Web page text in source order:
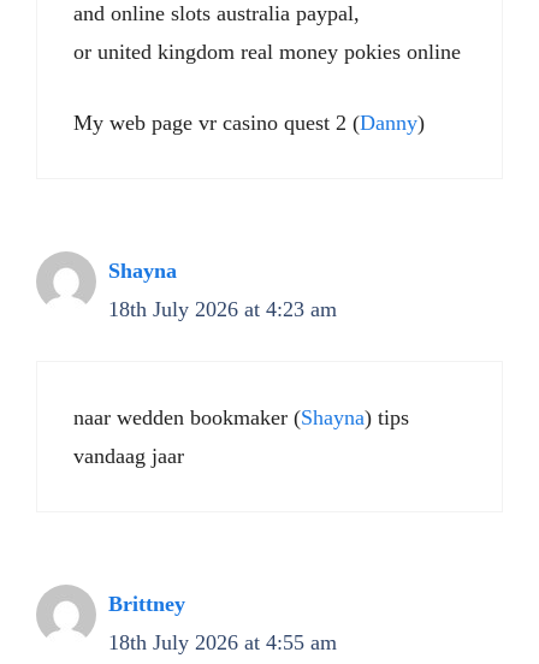
and online slots australia paypal,
or united kingdom real money pokies online
My web page vr casino quest 2 (Danny)
Shayna
18th July 2026 at 4:23 am
naar wedden bookmaker (Shayna) tips
vandaag jaar
Brittney
18th July 2026 at 4:55 am